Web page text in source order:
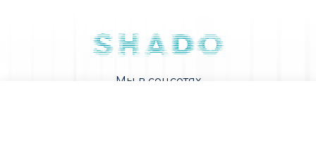
Мы в соцсетях